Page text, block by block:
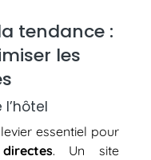
tendance :
les
essentiel pour
. Un site